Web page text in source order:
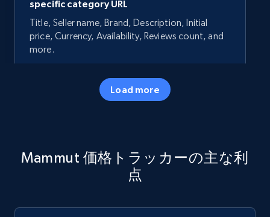
specific category URL
Title, Seller name, Brand, Description, Initial
price, Currency, Availability, Reviews count, and
more.
5.7K+ 今すぐ始める
specific keywords
Title, Seller name, Brand, Description, Initial
Load more
Mammut 価格トラッカーの主な利
点